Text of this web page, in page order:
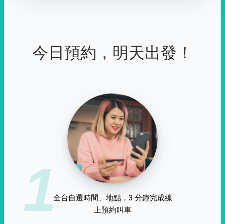
今日預約，明天出發！
1全台自選時間、地點，3 分鐘完成線
上預約叫車